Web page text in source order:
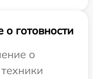
готовности
о